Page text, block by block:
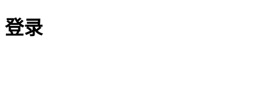
登录